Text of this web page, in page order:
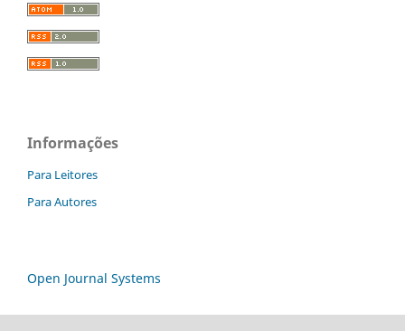
Informações
Para Leitores
Para Autores
Open Journal Systems